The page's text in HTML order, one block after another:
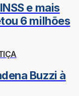
e mais
6 milhões
Buzzi à